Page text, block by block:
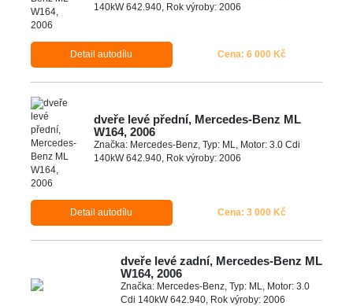
140kW 642.940, Rok výroby: 2006
Detail autodílu Cena: 6 000 Kč
dveře levé přední, Mercedes-Benz ML
W164, 2006
Značka: Mercedes-Benz, Typ: ML, Motor: 3.0 Cdi
140kW 642.940, Rok výroby: 2006
Detail autodílu Cena: 3 000 Kč
dveře levé zadní, Mercedes-Benz ML
W164, 2006
Značka: Mercedes-Benz, Typ: ML, Motor: 3.0
Cdi 140kW 642.940, Rok výroby: 2006